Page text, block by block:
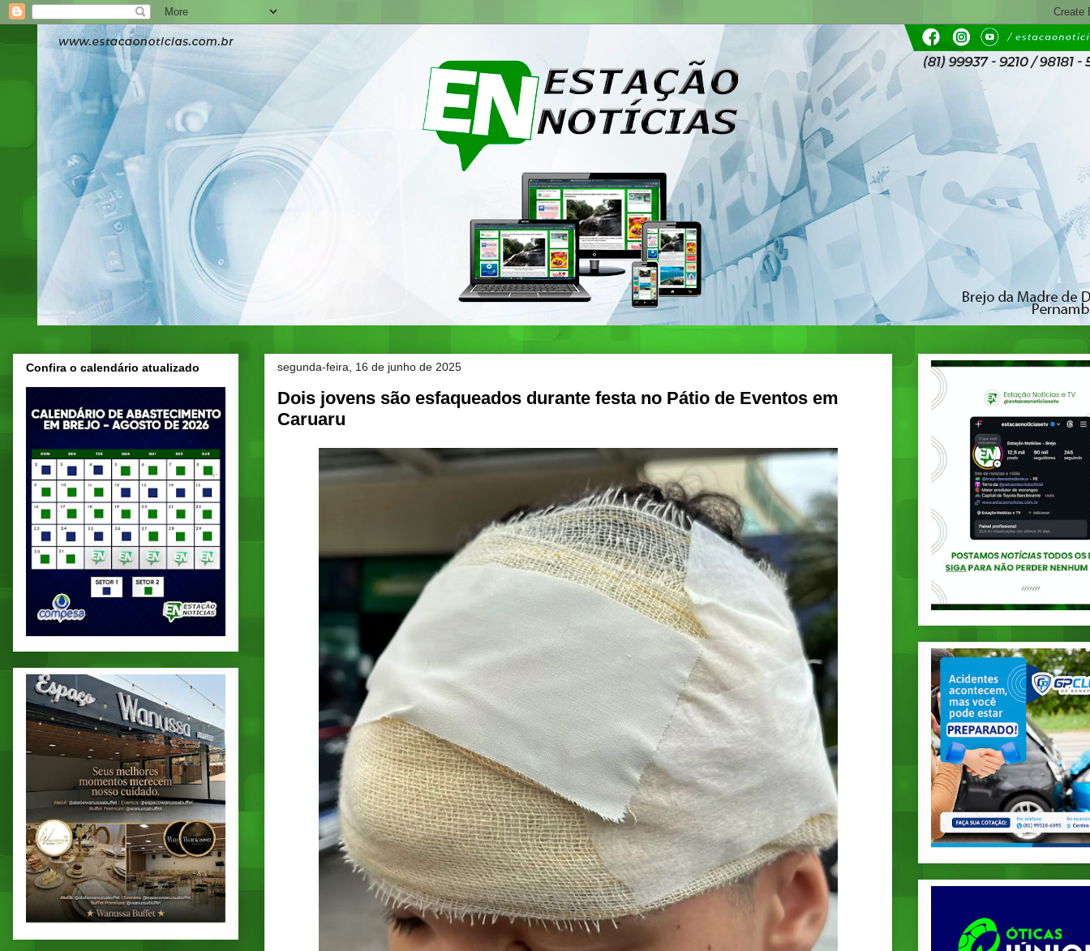
segunda-feira, 16 de junho de 2025
Dois jovens são esfaqueados durante festa no Pátio de Eventos em
Caruaru
Confira o calendário atualizado